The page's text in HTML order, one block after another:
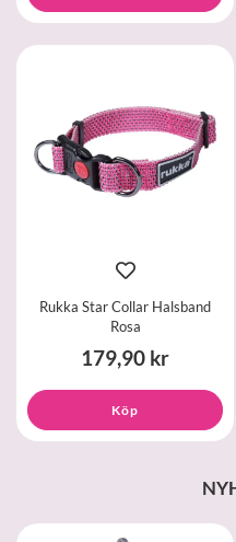
Rukka Star Collar Halsband
Rosa
179,90 kr
Köp